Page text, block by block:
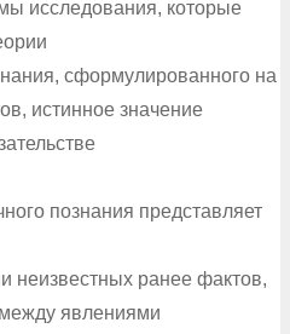
исследования, которые
сформулированного на
истинное значение
познания представляет
неизвестных ранее фактов,
явлениями